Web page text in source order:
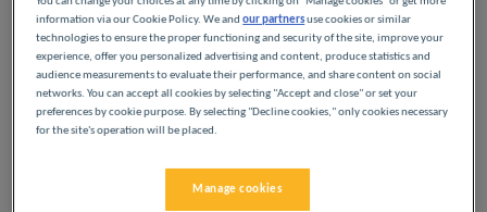
volontépour bien démarrer la journée.
Idéalement situés à proxi
Lire la suite
NOS HÔTELS À TOULON
À PETITS PRIX
information via our Cookie Policy. We andour partnersuse cookies or similar
technologies to ensure the proper functioning and security of the site, improve your
experience, offer you personalized advertising and content, produce statistics and
audience measurements to evaluate their performance, and share content on social
networks. You can accept all cookies by selecting "Accept and close" or set your
preferences by cookie purpose. By selecting "Decline cookies," only cookies necessary
for the site's operation will be placed.
Manage cookies